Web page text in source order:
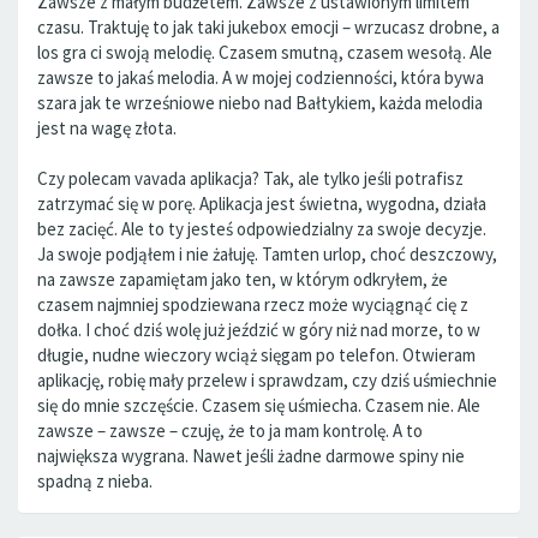
czasu. Traktuję to jak taki jukebox emocji – wrzucasz drobne, a
los gra ci swoją melodię. Czasem smutną, czasem wesołą. Ale
zawsze to jakaś melodia. A w mojej codzienności, która bywa
szara jak te wrześniowe niebo nad Bałtykiem, każda melodia
jest na wagę złota.
Czy polecam vavada aplikacja? Tak, ale tylko jeśli potrafisz
zatrzymać się w porę. Aplikacja jest świetna, wygodna, działa
bez zacięć. Ale to ty jesteś odpowiedzialny za swoje decyzje.
Ja swoje podjąłem i nie żałuję. Tamten urlop, choć deszczowy,
na zawsze zapamiętam jako ten, w którym odkryłem, że
czasem najmniej spodziewana rzecz może wyciągnąć cię z
dołka. I choć dziś wolę już jeździć w góry niż nad morze, to w
długie, nudne wieczory wciąż sięgam po telefon. Otwieram
aplikację, robię mały przelew i sprawdzam, czy dziś uśmiechnie
się do mnie szczęście. Czasem się uśmiecha. Czasem nie. Ale
zawsze – zawsze – czuję, że to ja mam kontrolę. A to
największa wygrana. Nawet jeśli żadne darmowe spiny nie
spadną z nieba.